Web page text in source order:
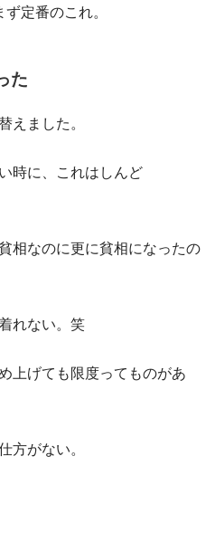
定番のこれ。
た
えました。
時に、これはしんど
相なのに更に貧相になったの
れない。笑
上げても限度ってものがあ
方がない。